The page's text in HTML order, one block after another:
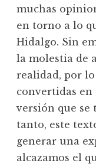
muchas
en torno a lo
Hidalgo. Sin
la molestia de
realidad, por lo
convertidas
versión que se
tanto, este
generar una
alcazamos el